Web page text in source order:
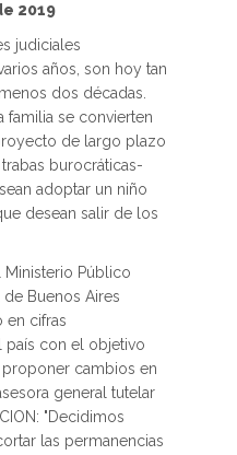
2019
judiciales
años, son hoy tan
dos décadas.
familia se convierten
de largo plazo
burocráticas-
adoptar un niño
desean salir de los
Ministerio Público
Buenos Aires
en cifras
país con el objetivo
cambios en
general tutelar
"Decidimos
las permanencias